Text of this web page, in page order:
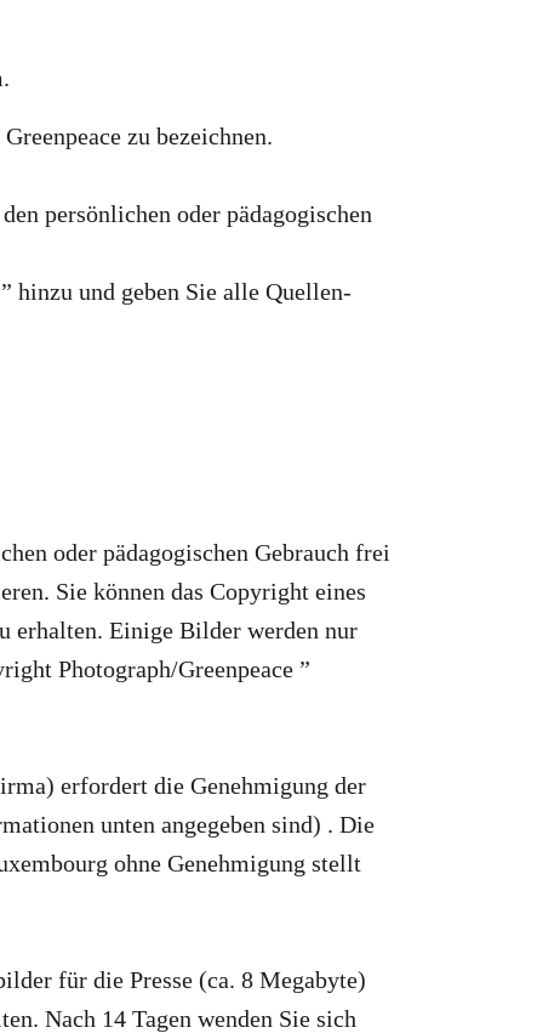
zu bezeichnen.
persönlichen oder pädagogischen
hinzu und geben Sie alle Quellen-
oder pädagogischen Gebrauch frei
Sie können das Copyright eines
erhalten. Einige Bilder werden nur
Photograph/Greenpeace ”
erfordert die Genehmigung der
unten angegeben sind) . Die
ohne Genehmigung stellt
für die Presse (ca. 8 Megabyte)
Nach 14 Tagen wenden Sie sich